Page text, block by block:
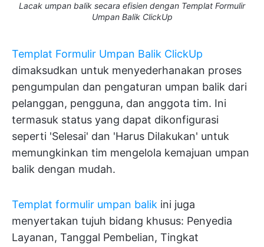
Lacak umpan balik secara efisien dengan Templat Formulir
Umpan Balik ClickUp
Templat Formulir Umpan Balik ClickUp
dimaksudkan untuk menyederhanakan proses
pengumpulan dan pengaturan umpan balik dari
pelanggan, pengguna, dan anggota tim. Ini
termasuk status yang dapat dikonfigurasi
seperti 'Selesai' dan 'Harus Dilakukan' untuk
memungkinkan tim mengelola kemajuan umpan
balik dengan mudah.
Templat formulir umpan balik ini juga
menyertakan tujuh bidang khusus: Penyedia
Layanan, Tanggal Pembelian, Tingkat